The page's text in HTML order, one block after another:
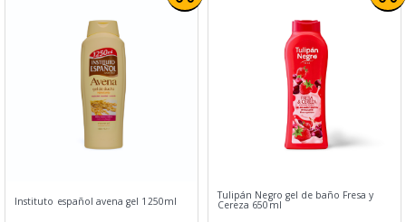
Instituto español avena gel 1250ml Tulipán Negro gel de baño Fresa y
Cereza 650ml